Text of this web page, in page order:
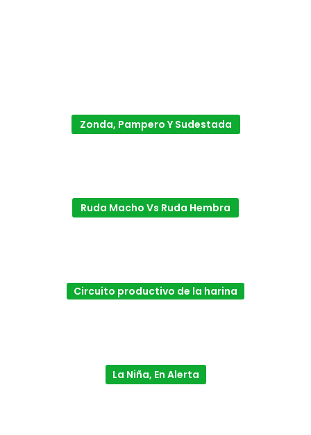
Zonda, Pampero Y Sudestada
Ruda Macho Vs Ruda Hembra
Circuito productivo de la harina
La Niña, En Alerta